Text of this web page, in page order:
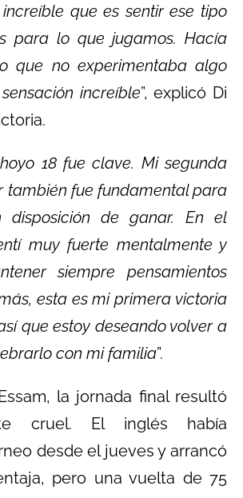
que es sentir ese tipo
para lo que jugamos. Hacía
que no experimentaba algo
increíble”, explicó Di
18 fue clave. Mi segunda
también fue fundamental para
disposición de ganar. En el
muy fuerte mentalmente y
siempre pensamientos
esta es mi primera victoria
que estoy deseando volver a
con mi familia”.
la jornada final resultó
cruel. El inglés había
desde el jueves y arrancó
pero una vuelta de 75